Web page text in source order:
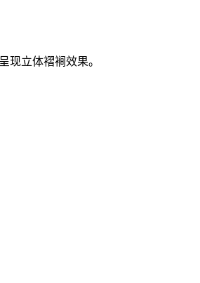
现立体褶裥效果。